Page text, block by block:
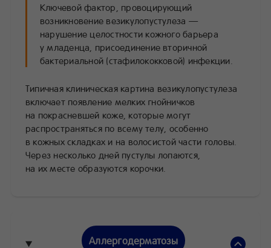
Ключевой фактор, провоцирующий
возникновение везикулопустулеза —
нарушение целостности кожного барьера
у младенца, присоединение вторичной
бактериальной (стафилококковой) инфекции.
Типичная клиническая картина везикулопустулеза
включает появление мелких гнойничков
на покрасневшей коже, которые могут
распространяться по всему телу, особенно
в кожных складках и на волосистой части головы.
Через несколько дней пустулы лопаются,
на их месте образуются корочки.
Аллергодерматозы